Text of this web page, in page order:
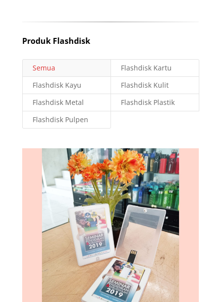
Produk Flashdisk
Semua
Flashdisk Kartu
Flashdisk Kayu
Flashdisk Kulit
Flashdisk Metal
Flashdisk Plastik
Flashdisk Pulpen